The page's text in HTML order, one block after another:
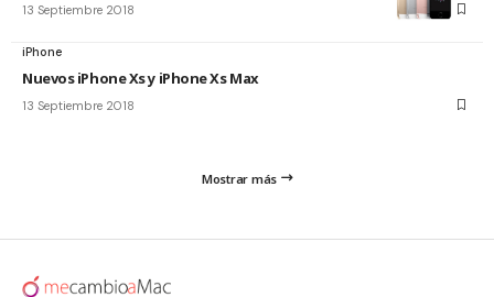
13 Septiembre 2018
iPhone
Nuevos iPhone Xs y iPhone Xs Max
13 Septiembre 2018
Mostrar más